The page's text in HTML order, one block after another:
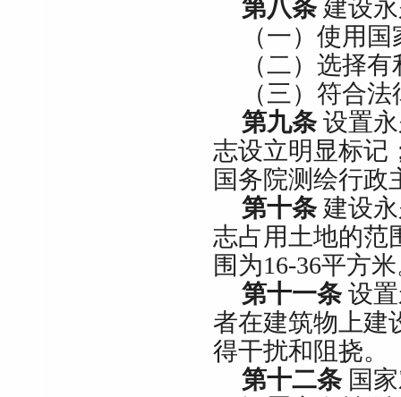
第八条建设永
（一）使用
（二）选择
（三）符合
第九条设置永
志设立明显标记
国务院测绘行政
第十条建设永
志占用土地的范
围为16-36平方
第十一条设置
者在建筑物上建
得干扰和阻挠。
第十二条国家